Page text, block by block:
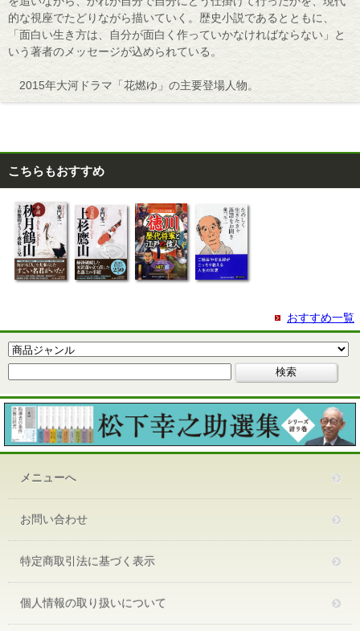
的な視座でたどりながら描いていく。歴史小説であるとともに、
「面白い生き方は、自分が面白く作っていかなければならない」と
いう著者のメッセージが込められている。
2015年大河ドラマ「花燃ゆ」の主要登場人物。
こちらもおすすめ
おすすめ一覧
メニューへ
お問い合わせ
特定商取引法に基づく表示
個人情報の取り扱いについて